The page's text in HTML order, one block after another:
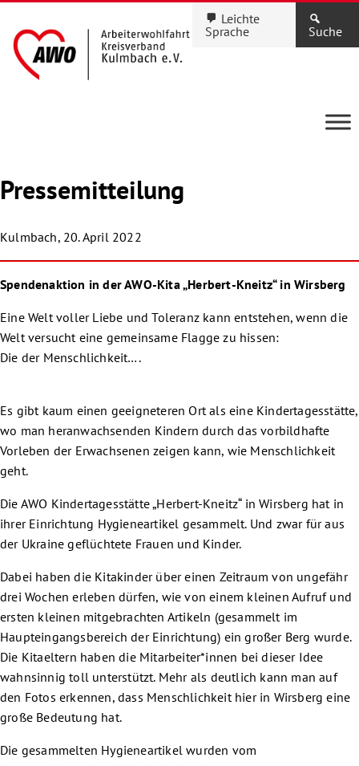
Leichte
Sprache
Suche
Pressemitteilung
Kulmbach, 20. April 2022
Spendenaktion in der AWO-Kita „Herbert-Kneitz“ in Wirsberg
Eine Welt voller Liebe und Toleranz kann entstehen, wenn die
Welt versucht eine gemeinsame Flagge zu hissen:
Die der Menschlichkeit….
Es gibt kaum einen geeigneteren Ort als eine Kindertagesstätte,
wo man heranwachsenden Kindern durch das vorbildhafte
Vorleben der Erwachsenen zeigen kann, wie Menschlichkeit
geht.
Die AWO Kindertagesstätte „Herbert-Kneitz“ in Wirsberg hat in
ihrer Einrichtung Hygieneartikel gesammelt. Und zwar für aus
der Ukraine geflüchtete Frauen und Kinder.
Dabei haben die Kitakinder über einen Zeitraum von ungefähr
drei Wochen erleben dürfen, wie von einem kleinen Aufruf und
ersten kleinen mitgebrachten Artikeln (gesammelt im
Haupteingangsbereich der Einrichtung) ein großer Berg wurde.
Die Kitaeltern haben die Mitarbeiter*innen bei dieser Idee
wahnsinnig toll unterstützt. Mehr als deutlich kann man auf
den Fotos erkennen, dass Menschlichkeit hier in Wirsberg eine
große Bedeutung hat.
Die gesammelten Hygieneartikel wurden vom